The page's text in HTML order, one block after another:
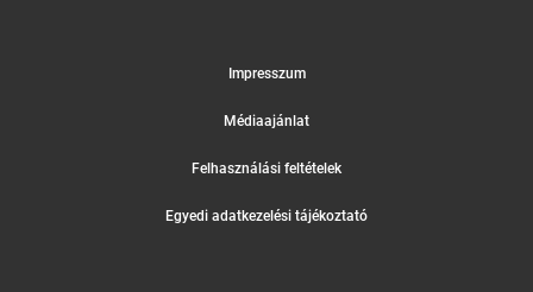
Impresszum
Médiaajánlat
Felhasználási feltételek
Egyedi adatkezelési tájékoztató